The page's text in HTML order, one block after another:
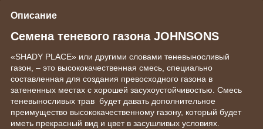
Описание
Семена теневого газона JOHNSONS
«SHADY PLACE» или другими словами теневыносливый
газон, – это высококачественная смесь, специально
составленная для создания превосходного газона в
затененных местах с хорошей засухоустойчивостью. Смесь
теневыносливых трав будет давать дополнительное
преимущество высококачественному газону, который будет
иметь прекрасный вид и цвет в засушливых условиях.